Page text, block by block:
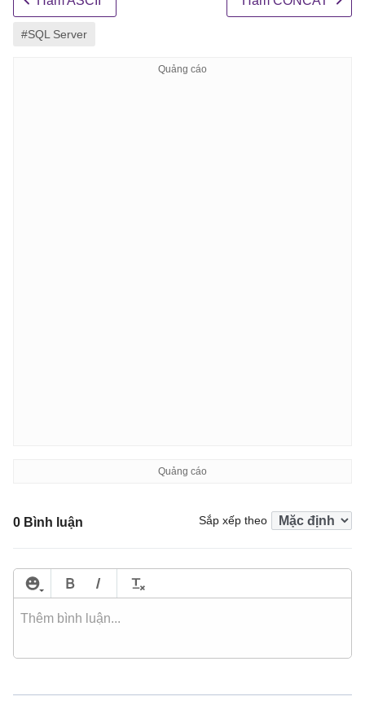
#SQL Server
0 Bình luận Sắp xếp theo